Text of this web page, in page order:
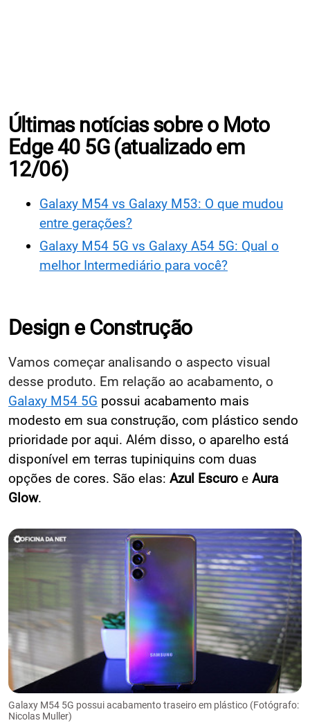
Últimas notícias sobre o Moto
Edge 40 5G (atualizado em
12/06)
Galaxy M54 vs Galaxy M53: O que mudou
entre gerações?
Galaxy M54 5G vs Galaxy A54 5G: Qual o
melhor Intermediário para você?
Design e Construção
Vamos começar analisando o aspecto visual
desse produto. Em relação ao acabamento, o
Galaxy M54 5G possui acabamento mais
modesto em sua construção, com plástico sendo
prioridade por aqui. Além disso, o aparelho está
disponível em terras tupiniquins com duas
opções de cores. São elas: Azul Escuro e Aura
Glow.
Galaxy M54 5G possui acabamento traseiro em plástico (Fotógrafo:
Nicolas Muller)